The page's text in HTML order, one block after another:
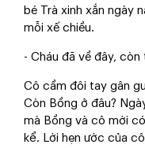
bé Trà xinh xắn ngày
mỗi xế chiều.
- Cháu đã về đây, còn
Cô cầm đôi tay gân
Còn Bồng ở đâu?
mà Bồng và cô mới
kể. Lời hẹn ước của